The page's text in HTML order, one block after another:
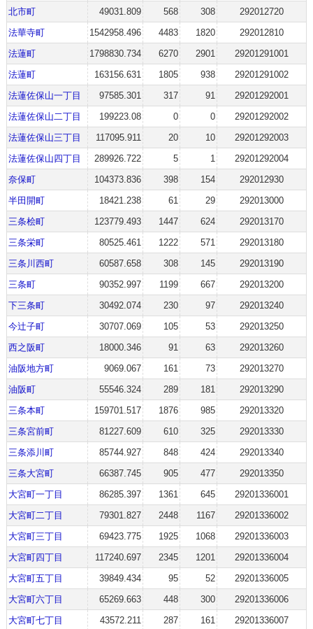
北市町
49031.809 568 308
292012720
法華寺町
1542958.496 4483 1820
292012810
法蓮町
1798830.734 6270 2901
29201291001
法蓮町
163156.631 1805 938
29201291002
法蓮佐保山一丁目
97585.301 317 91
29201292001
法蓮佐保山二丁目
199223.08 0 0
29201292002
法蓮佐保山三丁目
117095.911 20 10
29201292003
法蓮佐保山四丁目
289926.722 5 1
29201292004
奈保町
104373.836 398 154
292012930
半田開町
18421.238 61 29
292013000
三条桧町
123779.493 1447 624
292013170
三条栄町
80525.461 1222 571
292013180
三条川西町
60587.658 308 145
292013190
三条町
90352.997 1199 667
292013200
下三条町
30492.074 230 97
292013240
今辻子町
30707.069 105 53
292013250
西之阪町
18000.346 91 63
292013260
油阪地方町
9069.067 161 73
292013270
油阪町
55546.324 289 181
292013290
三条本町
159701.517 1876 985
292013320
三条宮前町
81227.609 610 325
292013330
三条添川町
85744.927 848 424
292013340
三条大宮町
66387.745 905 477
292013350
大宮町一丁目
86285.397 1361 645
29201336001
大宮町二丁目
79301.827 2448 1167
29201336002
大宮町三丁目
69423.775 1925 1068
29201336003
大宮町四丁目
117240.697 2345 1201
29201336004
大宮町五丁目
39849.434 95 52
29201336005
大宮町六丁目
65269.663 448 300
29201336006
大宮町七丁目
43572.211 287 161 29201336007